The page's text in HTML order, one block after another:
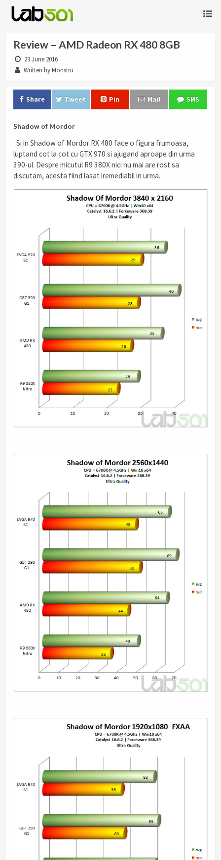
Review – AMD Radeon RX 480 8GB
29 June 2016
Written by Monstru
Share Tweet Pin Mail SMS
Shadow of Mordor
Si in Shadow of Mordor RX 480 face o figura frumoasa,
luptand cot la cot cu GTX 970 si ajugand aproape din urma
390-ul. Despre micutul R9 380X nici nu mai are rost sa
discutam, acesta fiind lasat iremediabil in urma.